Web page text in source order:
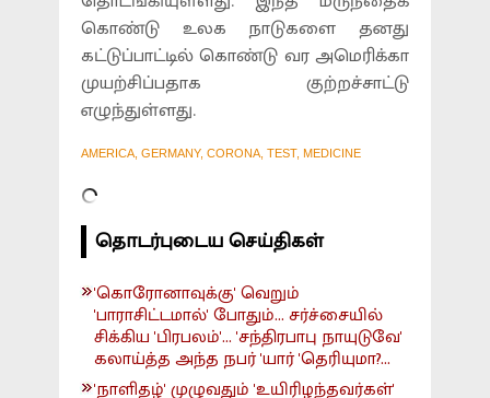
கொண்டு உலக நாடுகளை தனது
கட்டுப்பாட்டில் கொண்டு வர அமெரிக்கா
முயற்சிப்பதாக குற்றச்சாட்டு
எழுந்துள்ளது.
AMERICA, GERMANY, CORONA, TEST, MEDICINE
தொடர்புடைய செய்திகள்
'கொரோனாவுக்கு' வெறும்
'பாராசிட்டமால்' போதும்... சர்ச்சையில்
சிக்கிய 'பிரபலம்'... 'சந்திரபாபு நாயுடுவே'
கலாய்த்த அந்த நபர் 'யார் 'தெரியுமா?...
'நாளிதழ்' முழுவதும் 'உயிரிழந்தவர்கள்'